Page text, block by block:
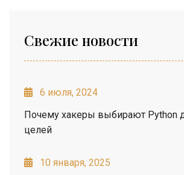
Свежие новости
6 июля, 2024
Почему хакеры выбирают Python
целей
10 января, 2025